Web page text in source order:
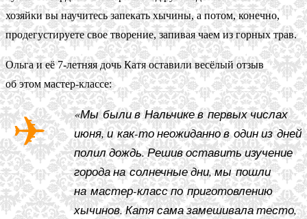
хозяйки вы научитесь запекать хычины, а потом, конечно,
продегустируете свое творение, запивая чаем из горных трав.
Ольга и её 7-летняя дочь Катя оставили весёлый отзыв
об этом мастер-классе:
«Мы были в Нальчике в первых числах
июня, и как-то неожиданно в один из дней
полил дождь. Решив оставить изучение
города на солнечные дни, мы пошли
на мастер-класс по приготовлению
хычинов. Катя сама замешивала тесто,